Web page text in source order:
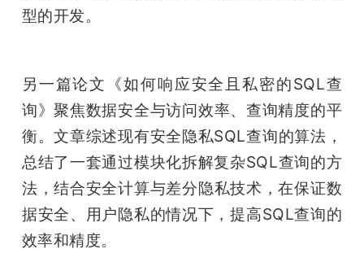
型的开发。
另一篇论文《如何响应安全且私密的SQL查
询》聚焦数据安全与访问效率、查询精度的平
衡。文章综述现有安全隐私SQL查询的算法，
总结了一套通过模块化拆解复杂SQL查询的方
法，结合安全计算与差分隐私技术，在保证数
据安全、用户隐私的情况下，提高SQL查询的
效率和精度。